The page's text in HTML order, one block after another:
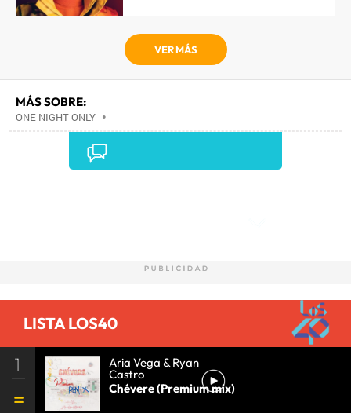
VER MÁS
MÁS SOBRE:
ONE NIGHT ONLY •
LISTA LOS40
1 Aria Vega & Ryan
Castro
Chévere (Premium mix)